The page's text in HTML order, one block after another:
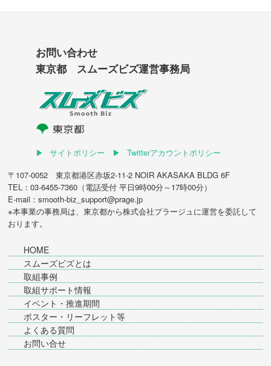
お問い合わせ
東京都 スムーズビズ運営事務局
サイトポリシー
Twitterアカウントポリシー
〒107-0052 東京都港区赤坂2-11-2 NOIR AKASAKA BLDG 6F
TEL：03-6455-7360（電話受付 平日9時00分～17時00分）
E-mail：smooth-biz_support@prage.jp
※本事業の事務局は、東京都から株式会社プラージュに運営を委託して
おります。
HOME
スムーズビズとは
取組事例
取組サポート情報
イベント・推進期間
ポスター・リーフレット等
よくある質問
お問い合せ